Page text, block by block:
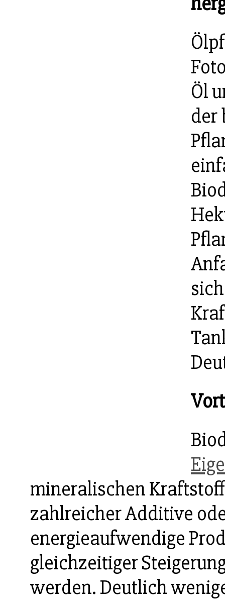
Öl
der
mineralischen
zahlreicher Additive
energieaufwendige
gleichzeitiger
werden. Deutlich